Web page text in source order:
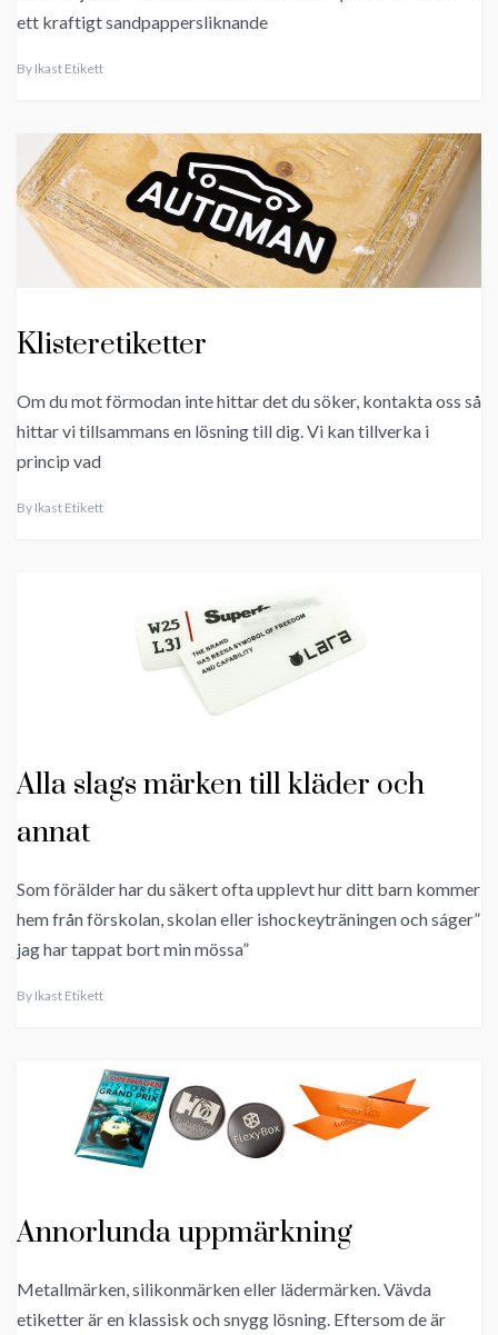
ett kraftigt sandpappersliknande
By Ikast Etikett
Klisteretiketter
Om du mot förmodan inte hittar det du söker, kontakta oss så
hittar vi tillsammans en lösning till dig. Vi kan tillverka i
princip vad
By Ikast Etikett
Alla slags märken till kläder och
annat
Som förälder har du säkert ofta upplevt hur ditt barn kommer
hem från förskolan, skolan eller ishockeyträningen och ságer”
jag har tappat bort min mössa”
By Ikast Etikett
Annorlunda uppmärkning
Metallmärken, silikonmärken eller lädermärken. Vävda
etiketter är en klassisk och snygg lösning. Eftersom de är